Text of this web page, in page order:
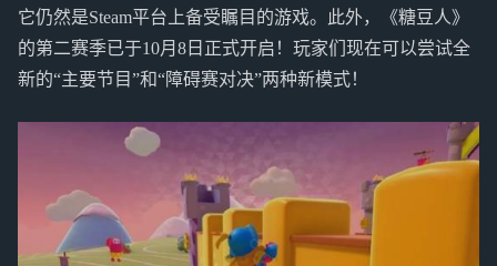
它仍然是Steam平台上备受瞩目的游戏。此外，《糖豆人》
的第二赛季已于10月8日正式开启！玩家们现在可以尝试全
新的“主要节目”和“障碍赛对决”两种新模式！